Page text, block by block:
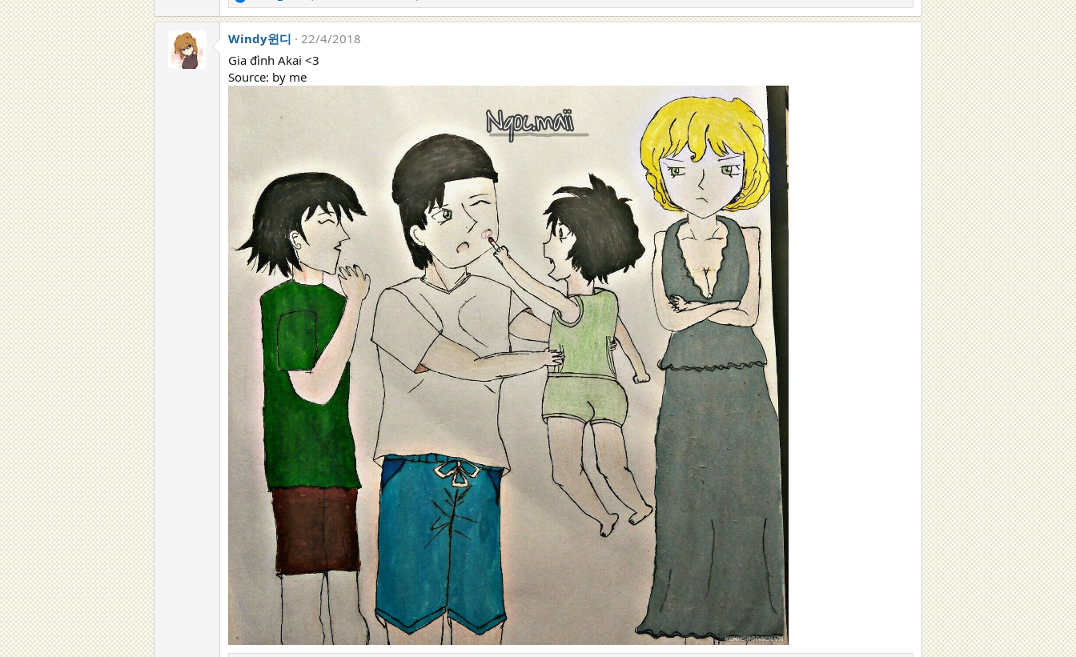
e
c
t
i
o
Windy윈디
22/4/2018
Gia đình Akai <3
Source: by me